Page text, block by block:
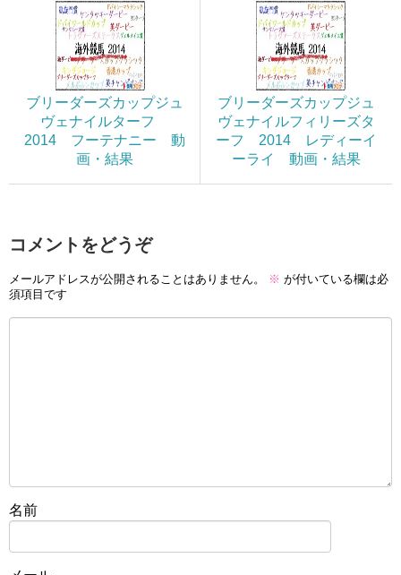
ブリーダーズカップジュ
ヴェナイルターフ
2014 フーテナニー 動
画・結果
ブリーダーズカップジュ
ヴェナイルフィリーズタ
ーフ 2014 レディーイ
ーライ 動画・結果
コメントをどうぞ
メールアドレスが公開されることはありません。 ※ が付いている欄は必
須項目です
名前